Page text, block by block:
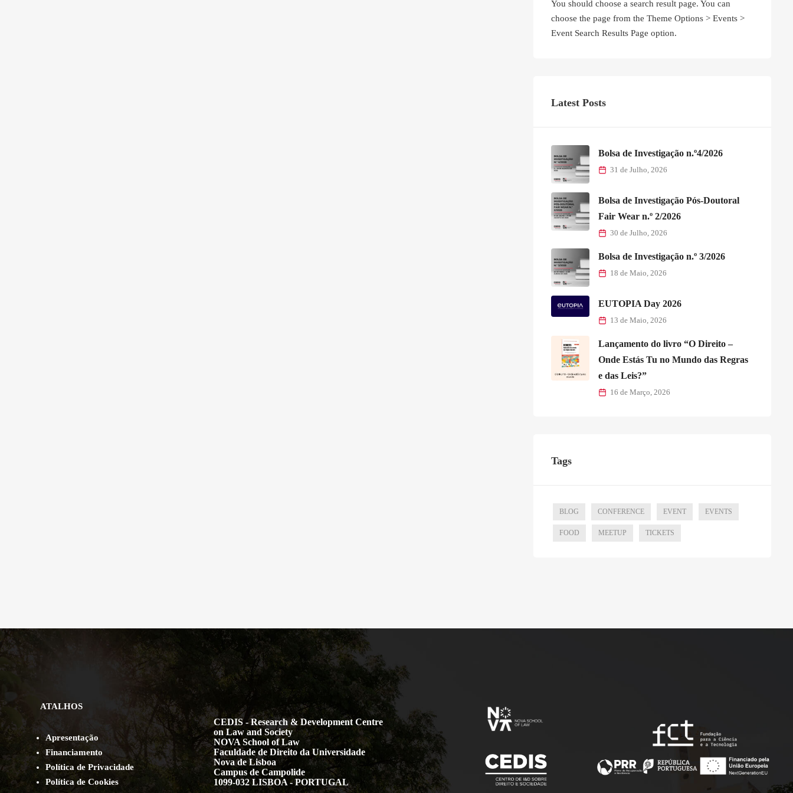
You should choose a search result page. You can
choose the page from the Theme Options > Events >
Event Search Results Page option.
Latest Posts
Bolsa de Investigação n.º4/2026
31 de Julho, 2026
Bolsa de Investigação Pós-Doutoral
Fair Wear n.º 2/2026
30 de Julho, 2026
Bolsa de Investigação n.º 3/2026
18 de Maio, 2026
EUTOPIA Day 2026
13 de Maio, 2026
Lançamento do livro “O Direito –
Onde Estás Tu no Mundo das Regras
e das Leis?”
16 de Março, 2026
Tags
BLOG CONFERENCE EVENT EVENTS
FOOD MEETUP TICKETS
ATALHOS
Apresentação
Financiamento
Política de Privacidade
Política de Cookies
CEDIS - Research & Development Centre
on Law and Society
NOVA School of Law
Faculdade de Direito da Universidade
Nova de Lisboa
Campus de Campolide
1099-032 LISBOA - PORTUGAL